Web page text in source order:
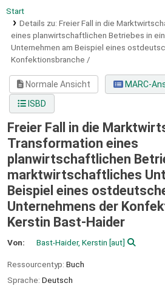
Start
Details zu: Freier Fall in die
eines planwirtschaftlichen Betriebes in
Unternehmen am Beispiel eines
Konfektionsbranche /
Normale Ansicht
MARC-
ISBD
Freier Fall in die
Transformation eines
planwirtschaftlichen
marktwirtschaftliches
Beispiel eines
Unternehmens der
Kerstin Bast-Haider
Von: Bast-Haider, Kerstin [aut]
Ressourcentyp: Buch
Sprache: Deutsch